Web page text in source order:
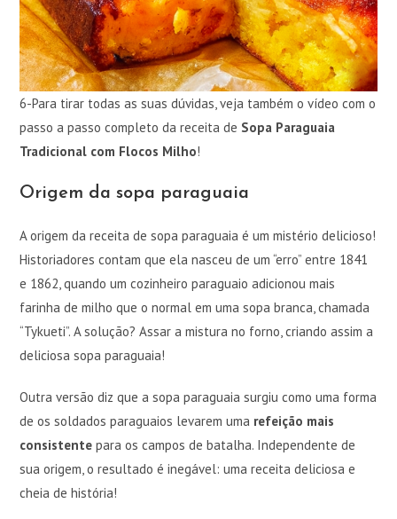
6-Para tirar todas as suas dúvidas, veja também o vídeo com o
passo a passo completo da receita de Sopa Paraguaia
Tradicional com Flocos Milho!
Origem da sopa paraguaia
A origem da receita de sopa paraguaia é um mistério delicioso!
Historiadores contam que ela nasceu de um “erro” entre 1841
e 1862, quando um cozinheiro paraguaio adicionou mais
farinha de milho que o normal em uma sopa branca, chamada
“Tykueti”. A solução? Assar a mistura no forno, criando assim a
deliciosa sopa paraguaia!
Outra versão diz que a sopa paraguaia surgiu como uma forma
de os soldados paraguaios levarem uma refeição mais
consistente para os campos de batalha. Independente de
sua origem, o resultado é inegável: uma receita deliciosa e
cheia de história!